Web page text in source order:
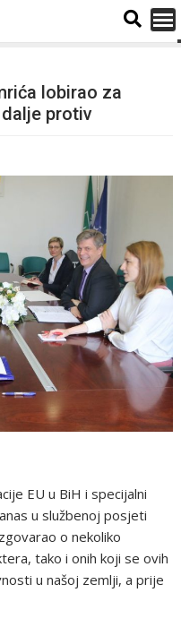
lobirao za
protiv
EU u BiH i specijalni
u službenoj posjeti
o nekoliko
tako i onih koji se ovih
u našoj zemlji, a prije